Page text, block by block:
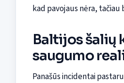
kad pavojaus nėra,
Baltijos šalių
saugumo
Panašūs incidentai